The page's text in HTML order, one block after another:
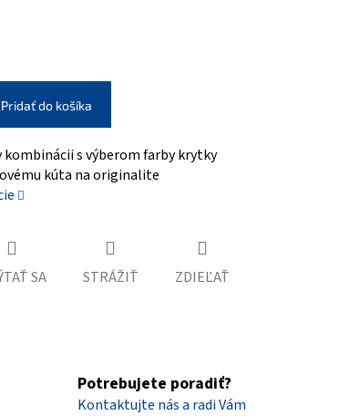
Pridať do košíka
kombinácii s výberom farby krytky
kúta na originalite
SA STRÁŽIŤ ZDIEĽAŤ
Potrebujete poradiť?
Kontaktujte nás a radi Vám